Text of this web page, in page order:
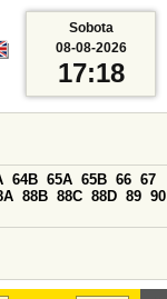
64B 65A 65B 66 67
88B 88C 88D 89 90
Sobota
08-08-2026
17:18